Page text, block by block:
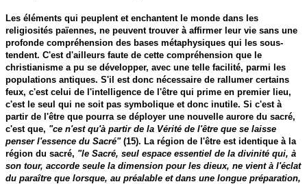
Les éléments qui peuplent et enchantent le monde dans les
religiosités païennes, ne peuvent trouver à affirmer leur vie sans une
profonde compréhension des bases métaphysiques qui les sous-
tendent. C'est d'ailleurs faute de cette compréhension que le
christianisme a pu se développer, avec une telle facilité, parmi les
populations antiques. S'il est donc nécessaire de rallumer certains
feux, c'est celui de l'intelligence de l'être qui prime en premier lieu,
c'est le seul qui ne soit pas symbolique et donc inutile. Si c'est à
partir de l'être que pourra se déployer une nouvelle aurore du sacré,
c'est que, "ce n'est qu'à partir de la Vérité de l'être que se laisse
penser l'essence du Sacré"(15). La région de l'être est identique à la
région du sacré, "le Sacré, seul espace essentiel de la divinité qui, à
son tour, accorde seule la dimension pour les dieux, ne vient à l'éclat
du paraître que lorsque, au préalable et dans une longue préparation,